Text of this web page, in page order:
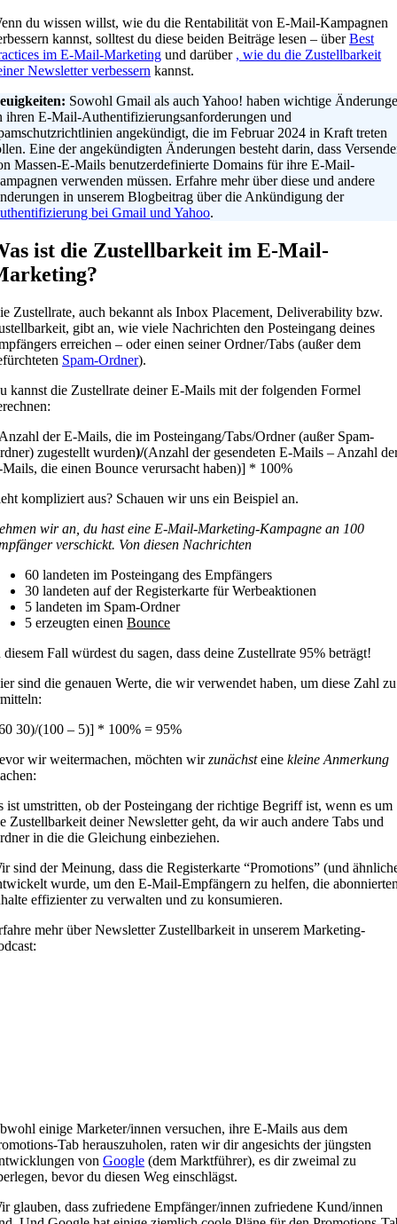
du wissen willst, wie du die Rentabilität von E-Mail-Kampagnen
kannst, solltest du diese beiden Beiträge lesen – überBest
im E-Mail-Marketing und darüber , wie du die Zustellbarkeit
Newsletter verbessern kannst.
Sowohl Gmail als auch Yahoo! haben wichtige
ihren E-Mail-Authentifizierungsanforderungen und
angekündigt, die im Februar 2024 in Kraft treten
Eine der angekündigten Änderungen besteht darin, dass
Massen-E-Mails benutzerdefinierte Domains für ihre E-Mail-
verwenden müssen. Erfahre mehr über diese und andere
in unserem Blogbeitrag über die Ankündigung der
bei Gmail und Yahoo.
ist die Zustellbarkeit im E-Mail-
Zustellrate, auch bekannt als Inbox Placement, Deliverability bzw.
gibt an, wie viele Nachrichten den Posteingang deines
erreichen – oder einen seiner Ordner/Tabs (außer dem
Spam-Ordner).
kannst die Zustellrate deiner E-Mails mit der folgenden Formel
der E-Mails, die im Posteingang/Tabs/Ordner (außer Spam-
zugestellt wurden)/(Anzahl der gesendeten E-Mails – Anzahl
die einen Bounce verursacht haben)] * 100%
kompliziert aus? Schauen wir uns ein Beispiel an.
wir an, du hast eine E-Mail-Marketing-Kampagne an 100
verschickt. Von diesen Nachrichten
60 landeten im Posteingang des Empfängers
30 landeten auf der Registerkarte für Werbeaktionen
5 landeten im Spam-Ordner
5 erzeugten einen Bounce
diesem Fall würdest du sagen, dass deine Zustellrate 95% beträgt!
sind die genauen Werte, die wir verwendet haben, um diese Zahl zu
30)/(100 – 5)] * 100% = 95%
wir weitermachen, möchten wirzunächsteine kleine Anmerkung
ist umstritten, ob der Posteingang der richtige Begriff ist, wenn es um
Zustellbarkeit deiner Newsletter geht, da wir auch andere Tabs und
in die die Gleichung einbeziehen.
sind der Meinung, dass die Registerkarte “Promotions” (und
wurde, um den E-Mail-Empfängern zu helfen, die
effizienter zu verwalten und zu konsumieren.
mehr über Newsletter Zustellbarkeit in unserem Marketing-
einige Marketer/innen versuchen, ihre E-Mails aus dem
Tab herauszuholen, raten wir dir angesichts der jüngsten
von Google (dem Marktführer), es dir zweimal zu
bevor du diesen Weg einschlägst.
glauben, dass zufriedene Empfänger/innen zufriedene Kund/innen